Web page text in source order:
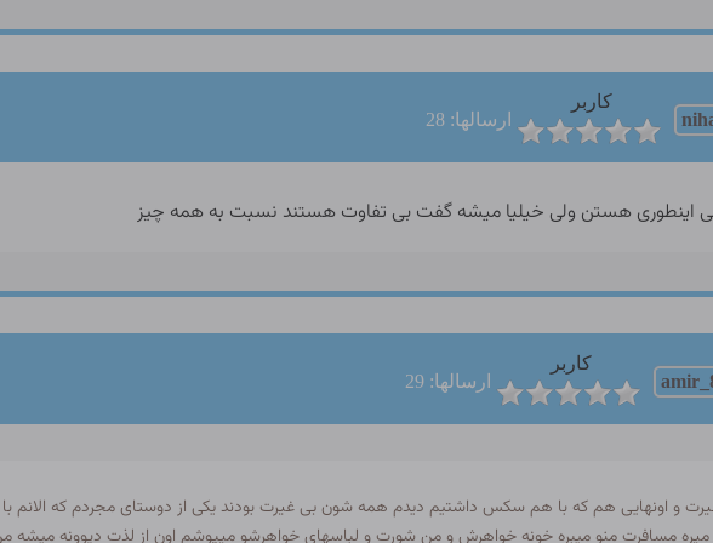
کاربر
ارسالها: 28
اینطوری هستن ولی خیلیا میشه گفت بی تفاوت هستند نسبت به همه چیز
کاربر
ارسالها: 29
و اونهایی هم که با هم سکس داشتیم دیدم همه شون بی غیرت بودند یکی از دوستای مجردم که
مسافرت منو میبره خونه خواهرش و من شورت و لباسهای خواهرشو میپوشم اون از لذت دیوونه